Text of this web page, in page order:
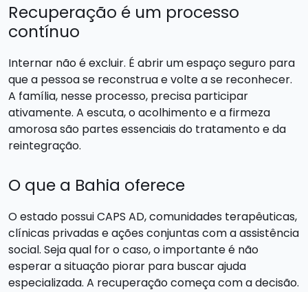
Recuperação é um processo
contínuo
Internar não é excluir. É abrir um espaço seguro para
que a pessoa se reconstrua e volte a se reconhecer.
A família, nesse processo, precisa participar
ativamente. A escuta, o acolhimento e a firmeza
amorosa são partes essenciais do tratamento e da
reintegração.
O que a Bahia oferece
O estado possui CAPS AD, comunidades terapêuticas,
clínicas privadas e ações conjuntas com a assistência
social. Seja qual for o caso, o importante é não
esperar a situação piorar para buscar ajuda
especializada. A recuperação começa com a decisão.